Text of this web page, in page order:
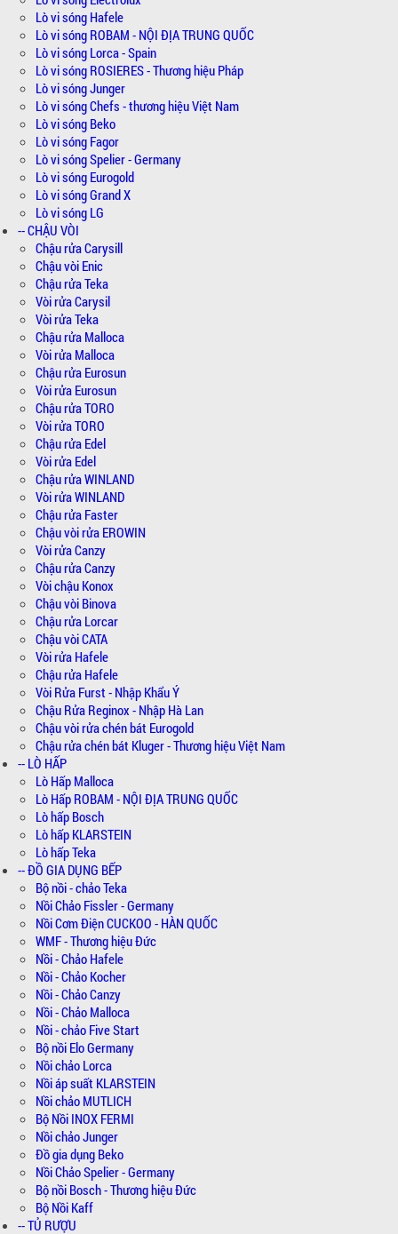
Lò vi sóng Hafele
Lò vi sóng ROBAM - NỘI ĐỊA TRUNG QUỐC
Lò vi sóng Lorca - Spain
Lò vi sóng ROSIERES - Thương hiệu Pháp
Lò vi sóng Junger
Lò vi sóng Chefs - thương hiệu Việt Nam
Lò vi sóng Beko
Lò vi sóng Fagor
Lò vi sóng Spelier - Germany
Lò vi sóng Eurogold
Lò vi sóng Grand X
Lò vi sóng LG
-- CHẬU VÒI
Chậu rửa Carysill
Chậu vòi Enic
Chậu rửa Teka
Vòi rửa Carysil
Vòi rửa Teka
Chậu rửa Malloca
Vòi rửa Malloca
Chậu rửa Eurosun
Vòi rửa Eurosun
Chậu rửa TORO
Vòi rửa TORO
Chậu rửa Edel
Vòi rửa Edel
Chậu rửa WINLAND
Vòi rửa WINLAND
Chậu rửa Faster
Chậu vòi rửa EROWIN
Vòi rửa Canzy
Chậu rửa Canzy
Vòi chậu Konox
Chậu vòi Binova
Chậu rửa Lorcar
Chậu vòi CATA
Vòi rửa Hafele
Chậu rửa Hafele
Vòi Rửa Furst - Nhập Khẩu Ý
Chậu Rửa Reginox - Nhập Hà Lan
Chậu vòi rửa chén bát Eurogold
Chậu rửa chén bát Kluger - Thương hiệu Việt Nam
-- LÒ HẤP
Lò Hấp Malloca
Lò Hấp ROBAM - NỘI ĐỊA TRUNG QUỐC
Lò hấp Bosch
Lò hấp KLARSTEIN
Lò hấp Teka
-- ĐỒ GIA DỤNG BẾP
Bộ nồi - chảo Teka
Nồi Chảo Fissler - Germany
Nồi Cơm Điện CUCKOO - HÀN QUỐC
WMF - Thương hiệu Đức
Nồi - Chảo Hafele
Nồi - Chảo Kocher
Nồi - Chảo Canzy
Nồi - Chảo Malloca
Nồi - chảo Five Start
Bộ nồi Elo Germany
Nồi chảo Lorca
Nồi áp suất KLARSTEIN
Nồi chảo MUTLICH
Bộ Nồi INOX FERMI
Nồi chảo Junger
Đồ gia dụng Beko
Nồi Chảo Spelier - Germany
Bộ nồi Bosch - Thương hiệu Đức
Bộ Nồi Kaff
-- TỦ RƯỢU